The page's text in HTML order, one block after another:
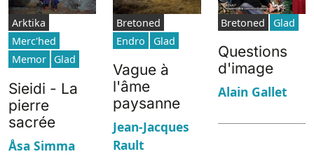
Arktika
Merc'hed
Memor
Glad
Sieidi - La
pierre
sacrée
Åsa Simma
Bretoned
Endro
Glad
Vague à
l'âme
paysanne
Jean-Jacques
Rault
Bretoned Glad
Questions
d'image
Alain Gallet